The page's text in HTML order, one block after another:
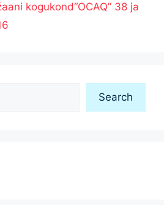
kogukond“OCAQ” 38 ja
Search